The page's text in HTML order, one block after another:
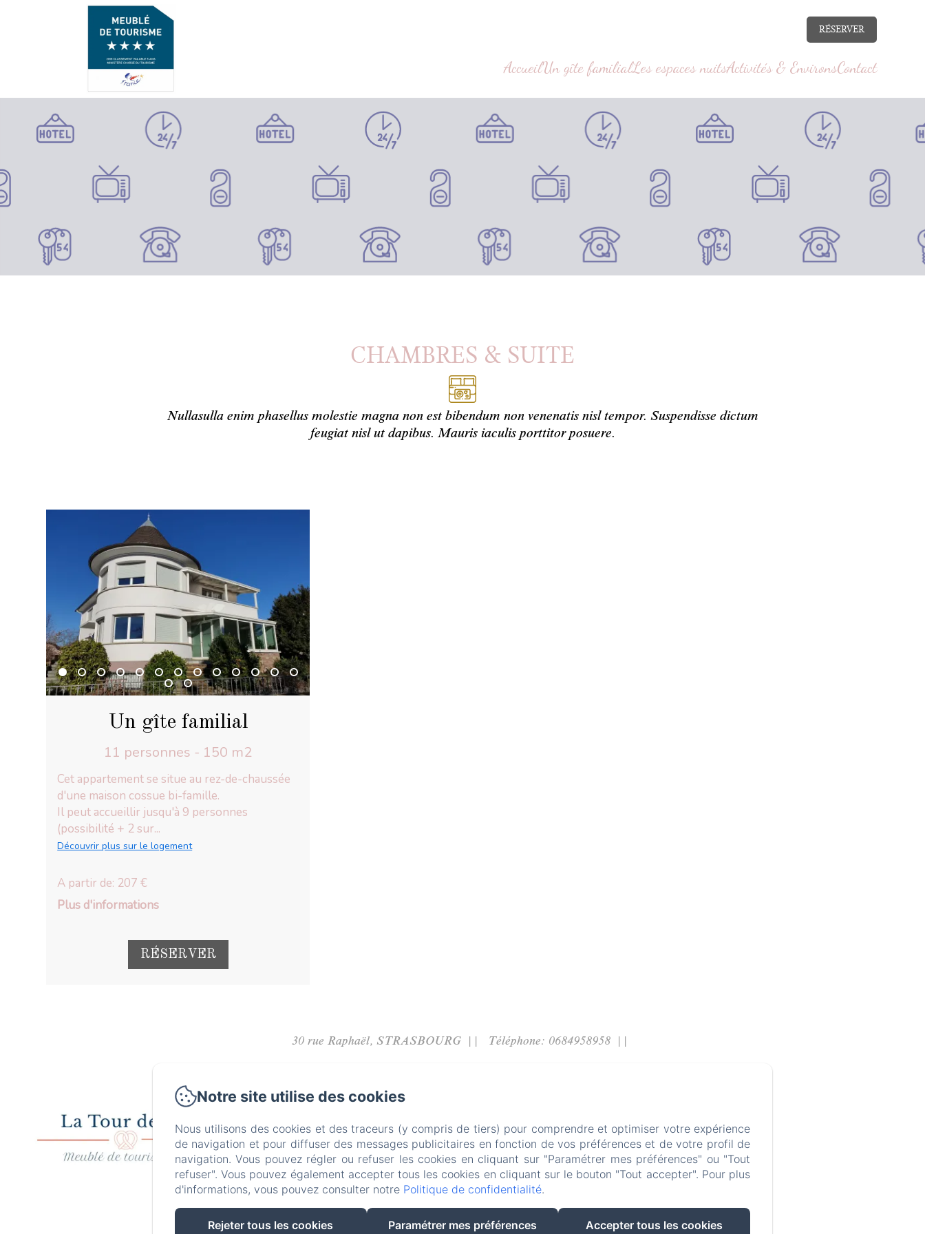
RÉSERVER
AccueilUn gîte familialLes espaces nuitsActivités & EnvironsContact
CHAMBRES & SUITE
Nullasulla enim phasellus molestie magna non est bibendum non venenatis nisl tempor. Suspendisse dictum
feugiat nisl ut dapibus. Mauris iaculis porttitor posuere.
Un gîte familial
11 personnes - 150 m2
Cet appartement se situe au rez-de-chaussée
d'une maison cossue bi-famille.
Il peut accueillir jusqu'à 9 personnes
(possibilité + 2 sur...
Découvrir plus sur le logement
A partir de: 207 €
Plus d'informations
RÉSERVER
30 rue Raphaël, STRASBOURG Téléphone: 0684958958
Numéro d'enregistrement Ville de Strasbourg : 67482000448C6
Accueil Un gîte familial Les espaces nuits Activités & Environs
Contact Politique de confidentialité Informations légales
Informations sur les cookies
FR DE
Notre site utilise des cookies
Nous utilisons des cookies et des traceurs (y compris de tiers) pour comprendre et optimiser votre expérience
de navigation et pour diffuser des messages publicitaires en fonction de vos préférences et de votre profil de
navigation. Vous pouvez régler ou refuser les cookies en cliquant sur "Paramétrer mes préférences" ou "Tout
refuser". Vous pouvez également accepter tous les cookies en cliquant sur le bouton "Tout accepter". Pour plus
d'informations, vous pouvez consulter notre Politique de confidentialité.
Rejeter tous les cookies Paramétrer mes préférences Accepter tous les cookies